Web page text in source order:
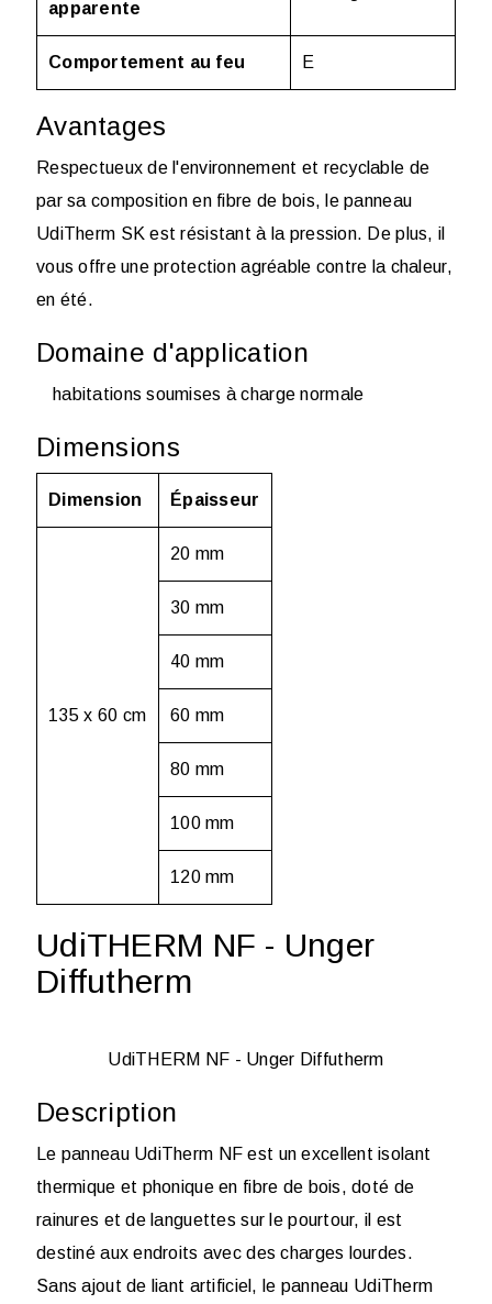
apparente
Comportement au feu E
Avantages
Respectueux de l'environnement et recyclable de
par sa composition en fibre de bois, le panneau
UdiTherm SK est résistant à la pression. De plus, il
vous offre une protection agréable contre la chaleur,
en été.
Domaine d'application
habitations soumises à charge normale
Dimensions
Dimension Épaisseur
135 x 60 cm
20 mm
30 mm
40 mm
60 mm
80 mm
100 mm
120 mm
UdiTHERM NF - Unger
Diffutherm
UdiTHERM NF - Unger Diffutherm
Description
Le panneau UdiTherm NF est un excellent isolant
thermique et phonique en fibre de bois, doté de
rainures et de languettes sur le pourtour, il est
destiné aux endroits avec des charges lourdes.
Sans ajout de liant artificiel, le panneau UdiTherm